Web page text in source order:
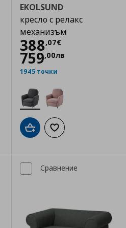
с любими
EKOLSUND
кресло с релакс
механизъм
388,07€
Цена388,07 €
759,00лв
1945 точки
Добави в кошницата
Добави към
Сравнение